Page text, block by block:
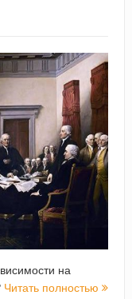
на
Читать полностью